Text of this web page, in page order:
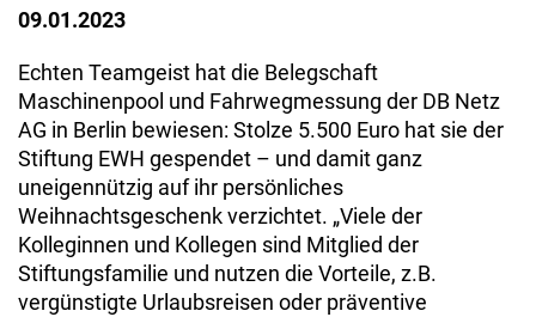
09.01.2023
Echten Teamgeist hat die Belegschaft
Maschinenpool und Fahrwegmessung der DB Netz
AG in Berlin bewiesen: Stolze 5.500 Euro hat sie der
Stiftung EWH gespendet – und damit ganz
uneigennützig auf ihr persönliches
Weihnachtsgeschenk verzichtet. „Viele der
Kolleginnen und Kollegen sind Mitglied der
Stiftungsfamilie und nutzen die Vorteile, z.B.
vergünstigte Urlaubsreisen oder präventive